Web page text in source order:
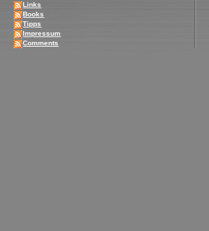
Links
Books
Tipps
Impressum
Comments